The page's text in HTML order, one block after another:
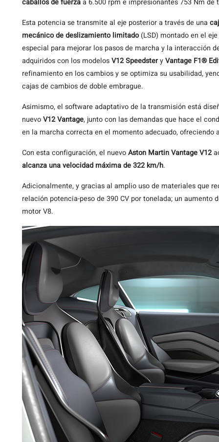
caballos de fuerzaa 6.500 rpm e impresionantes 753 Nm de
Esta potencia se transmite al eje posterior a través de una
mecánico de deslizamiento limitado(LSD) montado en el
especial para mejorar los pasos de marcha y la interacción
adquiridos con los modelosV12 SpeedsteryVantage F1®
refinamiento en los cambios y se optimiza su usabilidad,
cajas de cambios de doble embrague.
Asimismo, el software adaptativo de la transmisión está
nuevoV12 Vantage, junto con las demandas que hace el
en la marcha correcta en el momento adecuado,
Con esta configuración, el nuevoAston Martin Vantage V12
alcanza una velocidad máxima de 322 km/h.
Adicionalmente, y gracias al amplio uso de materiales que
relación potencia-peso de 390 CV por tonelada; un
motor V8.